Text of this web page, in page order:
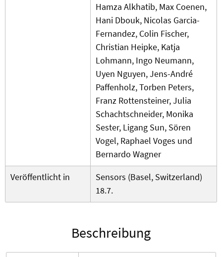
Hamza Alkhatib, Max Coenen,
Hani Dbouk, Nicolas Garcia-
Fernandez, Colin Fischer,
Christian Heipke, Katja
Lohmann, Ingo Neumann,
Uyen Nguyen, Jens-André
Paffenholz, Torben Peters,
Franz Rottensteiner, Julia
Schachtschneider, Monika
Sester, Ligang Sun, Sören
Vogel, Raphael Voges und
Bernardo Wagner
Veröffentlicht in
Sensors (Basel, Switzerland)
18.7.
Beschreibung